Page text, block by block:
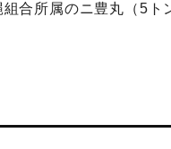
合所属のニ豊丸（5ト